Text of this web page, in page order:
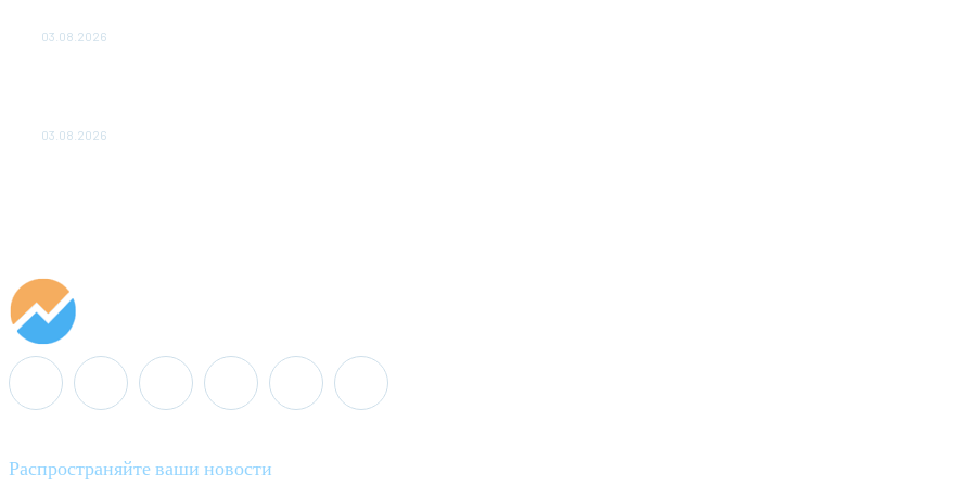
03.08.2026
03.08.2026
Распространяйте ваши новости